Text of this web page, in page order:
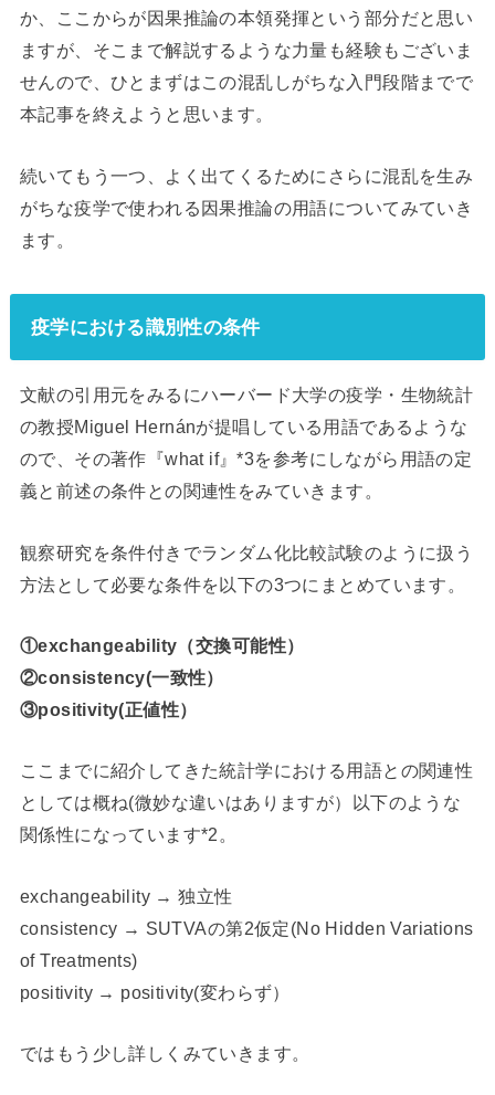
か、ここからが因果推論の本領発揮という部分だと思い
ますが、そこまで解説するような力量も経験もございま
せんので、ひとまずはこの混乱しがちな入門段階までで
本記事を終えようと思います。
続いてもう一つ、よく出てくるためにさらに混乱を生み
がちな疫学で使われる因果推論の用語についてみていき
ます。
疫学における識別性の条件
文献の引用元をみるにハーバード大学の疫学・生物統計
の教授Miguel Hernánが提唱している用語であるような
ので、その著作『what if』*3を参考にしながら用語の定
義と前述の条件との関連性をみていきます。
観察研究を条件付きでランダム化比較試験のように扱う
方法として必要な条件を以下の3つにまとめています。
①exchangeability（交換可能性）
②consistency(一致性）
③positivity(正値性）
ここまでに紹介してきた統計学における用語との関連性
としては概ね(微妙な違いはありますが）以下のような
関係性になっています*2。
exchangeability → 独立性
consistency → SUTVAの第2仮定(No Hidden Variations
of Treatments)
positivity → positivity(変わらず）
ではもう少し詳しくみていきます。